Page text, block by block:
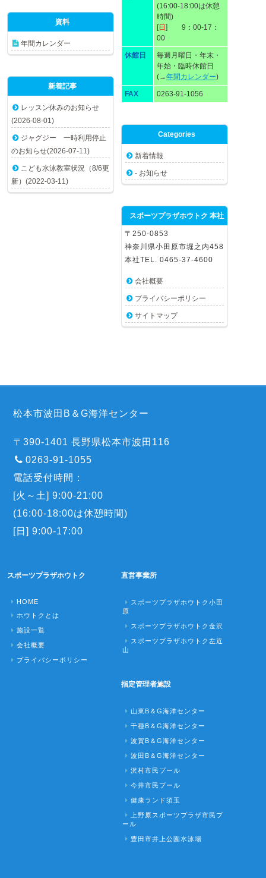
(16:00-18:00は休憩
時間)
[日] 9：00-17：
00
休館日
毎週月曜日・年末・
年始・臨時休館日
(→年間カレンダー)
FAX 0263-91-1056
資料
年間カレンダー
新着記事
レッスン休みのお知らせ
(2026-08-01)
ジャグジー 一時利用停止
のお知らせ(2026-07-11)
こども水泳教室状況（8/6更
新）(2022-03-11)
Categories
新着情報
- お知らせ
スポーツプラザホウトク 本社
〒250-0853
神奈川県小田原市堀之内458
本社TEL. 0465-37-4600
会社概要
プライバシーポリシー
サイトマップ
松本市波田B＆G海洋センター
〒390-1401 長野県松本市波田116
0263-91-1055
電話受付時間：
[火～土] 9:00-21:00
(16:00-18:00は休憩時間)
[日] 9:00-17:00
スポーツプラザホウトク
HOME
ホウトクとは
施設一覧
会社概要
プライバシーポリシー
直営事業所
スポーツプラザホウトク小田
原
スポーツプラザホウトク金沢
スポーツプラザホウトク左近
山
指定管理者施設
山東B＆G海洋センター
千種B＆G海洋センター
波賀B＆G海洋センター
波田B＆G海洋センター
沢村市民プール
今井市民プール
健康ランド須玉
上野原スポーツプラザ市民プ
ール
豊田市井上公園水泳場